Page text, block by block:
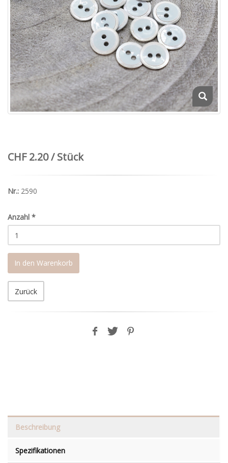
CHF 2.20 / Stück
Nr.: 2590
Anzahl *
In den Warenkorb
Zurück
Beschreibung
Spezifikationen